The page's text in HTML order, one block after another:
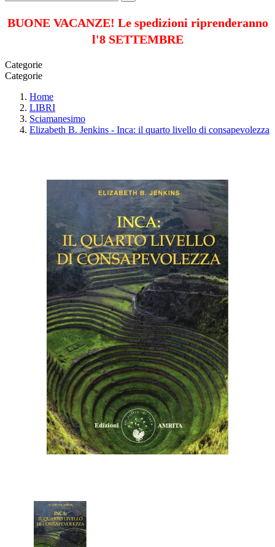
BUONE VACANZE! Le spedizioni riprenderanno
l'8 SETTEMBRE
Categorie
Categorie
Home
LIBRI
Sciamanesimo
Elizabeth B. Jenkins - Inca: il quarto livello di consapevolezza